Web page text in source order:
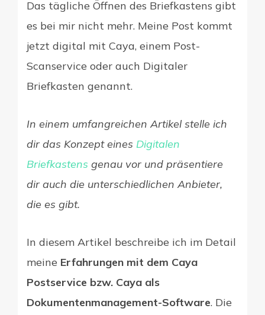
Das tägliche Öffnen des Briefkastens gibt
es bei mir nicht mehr. Meine Post kommt
jetzt digital mit Caya, einem Post-
Scanservice oder auch Digitaler
Briefkasten genannt.
In einem umfangreichen Artikel stelle ich
dir das Konzept eines Digitalen
Briefkastens genau vor und präsentiere
dir auch die unterschiedlichen Anbieter,
die es gibt.
In diesem Artikel beschreibe ich im Detail
meine Erfahrungen mit dem Caya
Postservice bzw. Caya als
Dokumentenmanagement-Software. Die